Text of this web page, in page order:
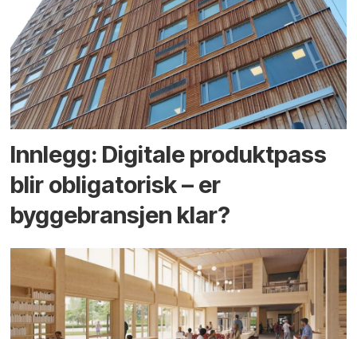
Innlegg: Digitale produktpass
blir obligatorisk – er
byggebransjen klar?